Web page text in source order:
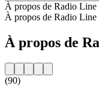
À propos de Radio
À propos de Radio
À propos de
(90)